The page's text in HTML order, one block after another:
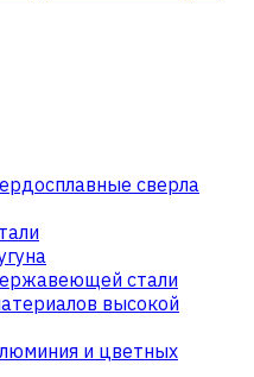
сверла
стали
высокой
и цветных